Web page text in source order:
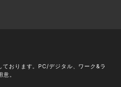
おります。PC/デジタル、ワーク&ラ
。